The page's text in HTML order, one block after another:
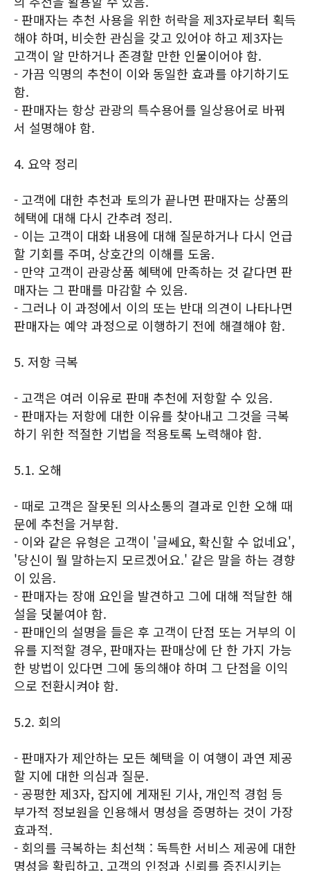
- 판매자는 추천 사용을 위한 허락을 제3자로부터 획득
해야 하며, 비슷한 관심을 갖고 있어야 하고 제3자는
고객이 알 만하거나 존경할 만한 인물이어야 함.
- 가끔 익명의 추천이 이와 동일한 효과를 야기하기도
함.
- 판매자는 항상 관광의 특수용어를 일상용어로 바꿔
서 설명해야 함.
4. 요약 정리
- 고객에 대한 추천과 토의가 끝나면 판매자는 상품의
헤택에 대해 다시 간추려 정리.
- 이는 고객이 대화 내용에 대해 질문하거나 다시 언급
할 기회를 주며, 상호간의 이해를 도움.
- 만약 고객이 관광상품 혜택에 만족하는 것 같다면 판
매자는 그 판매를 마감할 수 있음.
- 그러나 이 과정에서 이의 또는 반대 의견이 나타나면
판매자는 예약 과정으로 이행하기 전에 해결해야 함.
5. 저항 극복
- 고객은 여러 이유로 판매 추천에 저항할 수 있음.
- 판매자는 저항에 대한 이유를 찾아내고 그것을 극복
하기 위한 적절한 기법을 적용토록 노력해야 함.
5.1. 오해
- 때로 고객은 잘못된 의사소통의 결과로 인한 오해 때
문에 추천을 거부함.
- 이와 같은 유형은 고객이 '글쎄요, 확신할 수 없네요',
'당신이 뭘 말하는지 모르겠어요.' 같은 말을 하는 경향
이 있음.
- 판매자는 장애 요인을 발견하고 그에 대해 적달한 해
설을 덧붙여야 함.
- 판매인의 설명을 들은 후 고객이 단점 또는 거부의 이
유를 지적할 경우, 판매자는 판매상에 단 한 가지 가능
한 방법이 있다면 그에 동의해야 하며 그 단점을 이익
으로 전환시켜야 함.
5.2. 회의
- 판매자가 제안하는 모든 혜택을 이 여행이 과연 제공
할 지에 대한 의심과 질문.
- 공평한 제3자, 잡지에 게재된 기사, 개인적 경험 등
부가적 정보원을 인용해서 명성을 증명하는 것이 가장
효과적.
- 회의를 극복하는 최선책 : 독특한 서비스 제공에 대한
명성을 확립하고, 고객의 인정과 신뢰를 증진시키는